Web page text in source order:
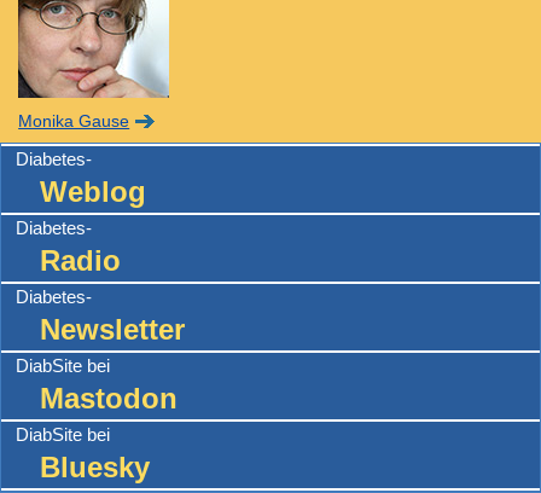
Monika Gause
Diabetes-
Weblog
Diabetes-
Radio
Diabetes-
Newsletter
DiabSite bei
Mastodon
DiabSite bei
Bluesky